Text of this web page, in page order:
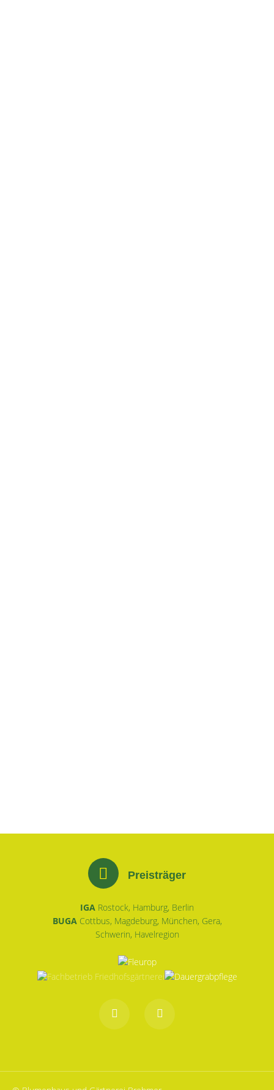
Preisträger
IGA Rostock, Hamburg, Berlin
BUGACottbus, Magdeburg, München, Gera,
Schwerin, Havelregion